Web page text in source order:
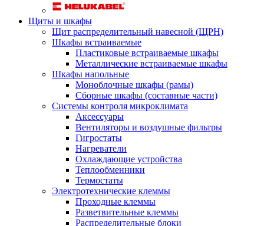
Щиты и шкафы
Щит распределительный навесной (ЩРН)
Шкафы встраиваемые
Пластиковые встраиваемые шкафы
Металлические встраиваемые шкафы
Шкафы напольные
Моноблочные шкафы (рамы)
Сборные шкафы (составные части)
Системы контроля микроклимата
Аксессуары
Вентиляторы и воздушные фильтры
Гигростаты
Нагреватели
Охлаждающие устройства
Теплообменники
Термостаты
Электротехнические клеммы
Проходные клеммы
Разветвительные клеммы
Распределительные блоки